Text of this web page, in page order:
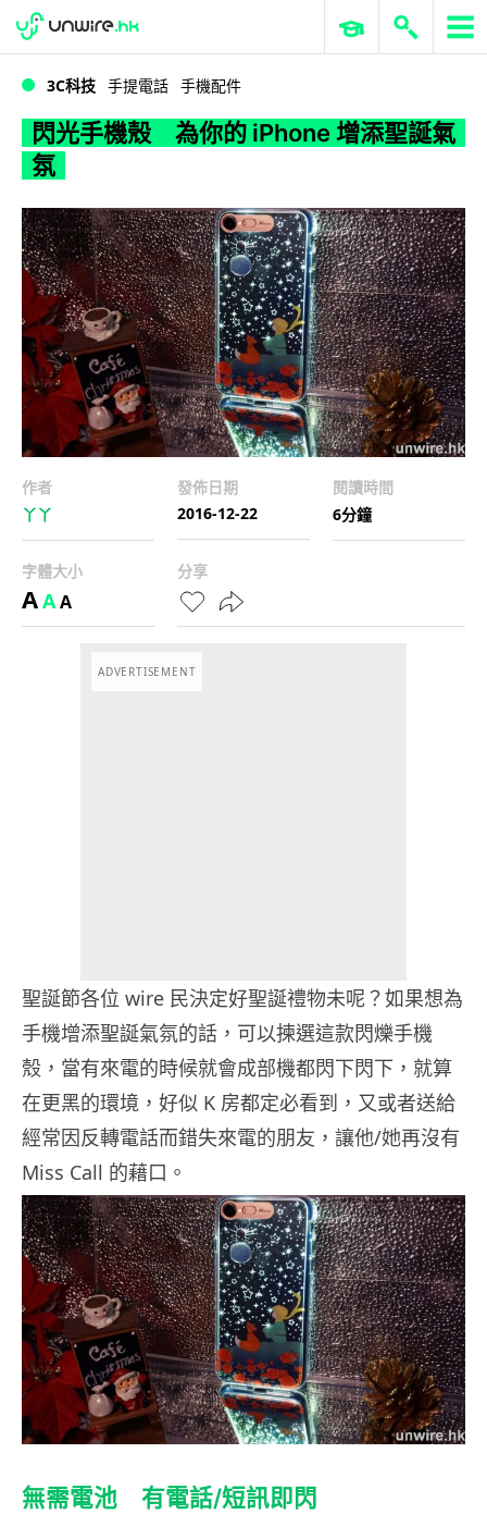
閃光手機殼 為你的 iPhone 增添聖誕氣氛
WWDC 2026 ERP 與商業 AI
3C科技 手提電話 手機配件
閃光手機殼 為你的 iPhone 增添聖誕氣
氛
作者
丫丫
發佈日期
2016-12-22
閱讀時間
6分鐘
字體大小
AAA
分享
ADVERTISEMENT
聖誕節各位 wire 民決定好聖誕禮物未呢？如果想為
手機增添聖誕氣氛的話，可以揀選這款閃爍手機
殼，當有來電的時候就會成部機都閃下閃下，就算
在更黑的環境，好似 K 房都定必看到，又或者送給
經常因反轉電話而錯失來電的朋友，讓他/她再沒有
Miss Call 的藉口。
無需電池 有電話/短訊即閃